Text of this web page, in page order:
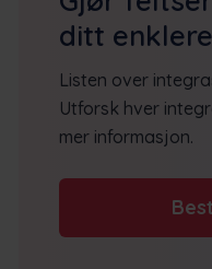
ditt
Listen over
Utforsk hver
mer informasjon.